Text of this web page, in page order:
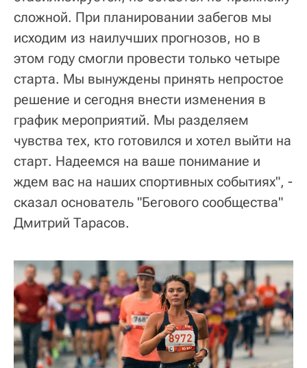
сложной. При планировании забегов мы
исходим из наилучших прогнозов, но в
этом году смогли провести только четыре
старта. Мы вынуждены принять непростое
решение и сегодня внести изменения в
график мероприятий. Мы разделяем
чувства тех, кто готовился и хотел выйти на
старт. Надеемся на ваше понимание и
ждем вас на наших спортивных событиях", -
сказал основатель "Бегового сообщества"
Дмитрий Тарасов.